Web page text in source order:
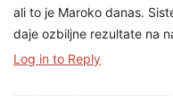
ali to je Maroko danas.
daje ozbiljne rezultate na
Log in to Reply